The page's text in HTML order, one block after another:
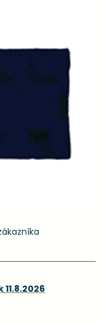
11.8.2026